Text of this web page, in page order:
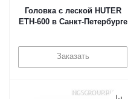
Головка с леской HUTER
ETH-600 в Санкт-Петербурге
Заказать